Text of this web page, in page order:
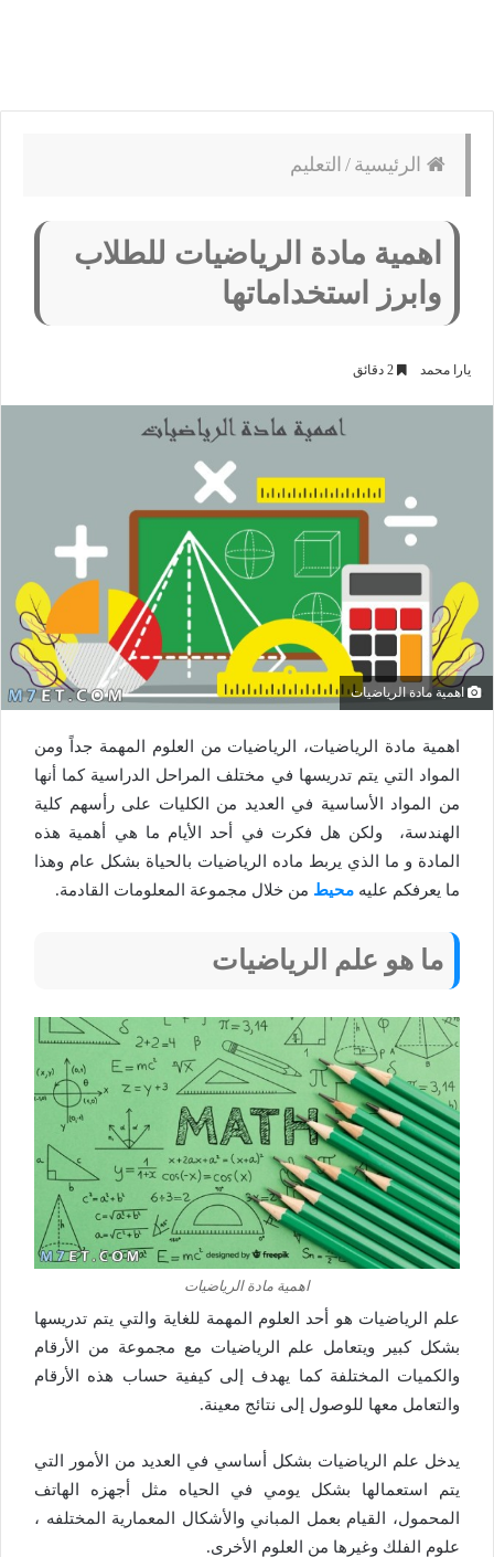
الرئيسية / التعليم
اهمية مادة الرياضيات للطلاب
وابرز استخداماتها
يارا محمد
اهمية مادة الرياضيات
اهمية مادة الرياضيات، الرياضيات من العلوم المهمة جداً ومن
المواد التي يتم تدريسها في مختلف المراحل الدراسية كما أنها
من المواد الأساسية في العديد من الكليات على رأسهم كلية
الهندسة، ولكن هل فكرت في أحد الأيام ما هي أهمية هذه
المادة و ما الذي يربط ماده الرياضيات بالحياة بشكل عام وهذا
ما يعرفكم عليه محيط من خلال مجموعة المعلومات القادمة.
ما هو علم الرياضيات
اهمية مادة الرياضيات
علم الرياضيات هو أحد العلوم المهمة للغاية والتي يتم تدريسها
بشكل كبير ويتعامل علم الرياضيات مع مجموعة من الأرقام
والكميات المختلفة كما يهدف إلى كيفية حساب هذه الأرقام
والتعامل معها للوصول إلى نتائج معينة.
يدخل علم الرياضيات بشكل أساسي في العديد من الأمور التي
يتم استعمالها بشكل يومي في الحياه مثل أجهزه الهاتف
المحمول، القيام بعمل المباني والأشكال المعمارية المختلفه ،
علوم الفلك وغيرها من العلوم الأخرى.